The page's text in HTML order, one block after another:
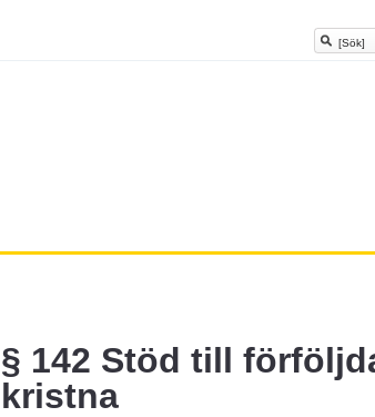
§ 142 Stöd till
kristna